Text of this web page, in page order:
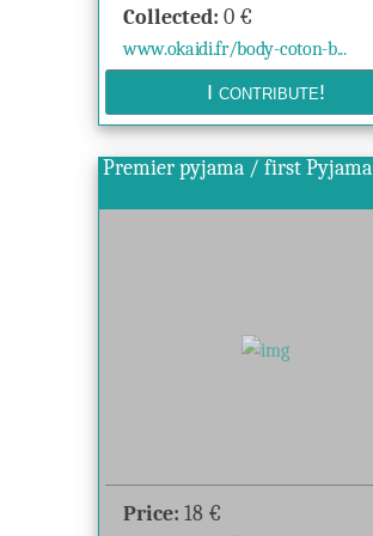
Collected: 0 €
www.okaidi.fr/body-coton-b...
Premier pyjama / first Pyjama
Price: 18 €